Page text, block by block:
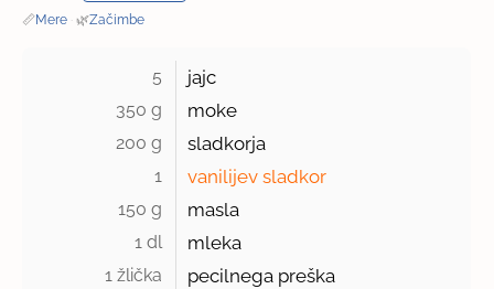
📏Mere · 🌿Začimbe
5 jajc
350 g moke
200 g sladkorja
1 vanilijev sladkor
150 g masla
1 dl mleka
1 žlička pecilnega preška